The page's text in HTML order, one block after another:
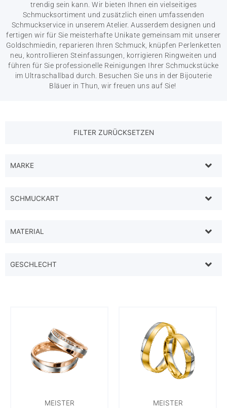
trendig sein kann. Wir bieten Ihnen ein vielseitiges
Schmucksortiment und zusätzlich einen umfassenden
Schmuckservice in unserem Atelier. Ausserdem designen und
fertigen wir für Sie meisterhafte Unikate gemeinsam mit unserer
Goldschmiedin, reparieren Ihren Schmuck, knüpfen Perlenketten
neu, kontrollieren Steinfassungen, korrigieren Ringweiten und
führen für Sie professionelle Reinigungen Ihrer Schmuckstücke
im Ultraschallbad durch. Besuchen Sie uns in der Bijouterie
Bläuer in Thun, wir freuen uns auf Sie!
MARKE
SCHMUCKART
MATERIAL
GESCHLECHT
MEISTER MEISTER